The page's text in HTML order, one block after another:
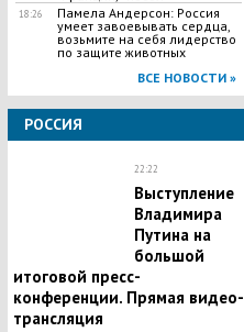
18:26
Памела Андерсон: Россия
умеет завоевывать сердца,
возьмите на себя лидерство
по защите животных
ВСЕ НОВОСТИ »
РОССИЯ
22:22
Выступление
Владимира
Путина на
большой
итоговой пресс-
конференции. Прямая видео-
трансляция